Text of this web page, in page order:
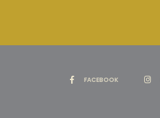
FACEBOOK